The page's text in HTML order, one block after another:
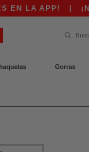
|
Gorras